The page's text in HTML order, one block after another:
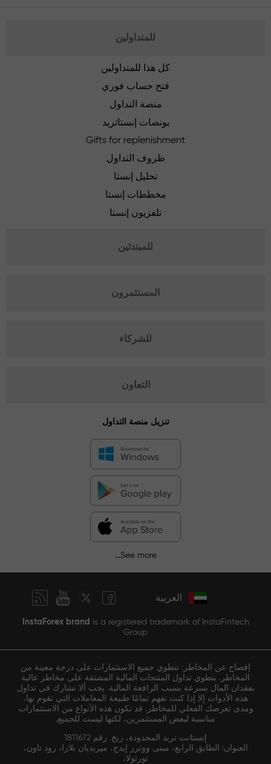
للمتداولين
كل هذا للمتداولين
فتح حساب فوري
منصة التداول
بونصات إنستاتريد
Gifts for replenishment
ظروف التداول
تحليل إنستا
مخططات إنستا
تلفزيون إنستا
للمبتدئين
المستثمرون
للشركاء
التعاون
تنزيل منصة التداول
See more...
العربية
InstaForex brand is a registered trademark of InstaFintech
Group
إفصاح عن المخاطر: تنطوي جميع الاستثمارات على درجة معينة من
المخاطر. ينطوي تداول المنتجات المالية المشتقة على مخاطر عالية
بفقدان المال بسرعة بسبب الرافعة المالية. يجب ألا تشارك في تداول
هذه الأدوات إلا إذا كنت تفهم تمامًا طبيعة المعاملات التي تقوم بها،
ومدى تعرضك الفعلي للمخاطر. قد تكون هذه الأنواع من الاستثمارات
مناسبة لبعض المستثمرين، لكنها ليست للجميع.
إنستانت تريد المحدودة، ريج. رقم 1811672
العنوان: الطابق الرابع، مبنى ووترز إيدج، ميريديان بلازا، رود تاون،
تورتولا،